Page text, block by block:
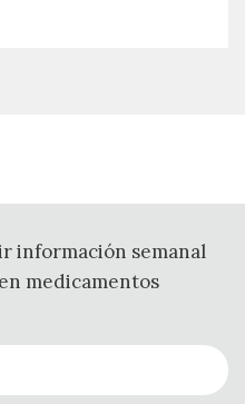
información semanal
medicamentos